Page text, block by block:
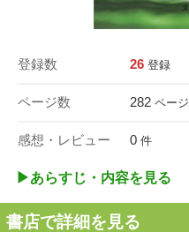
登録数 26 登録
ページ数 282 ページ
感想・レビュー 0 件
▶︎あらすじ・内容を見る
書店で詳細を見る